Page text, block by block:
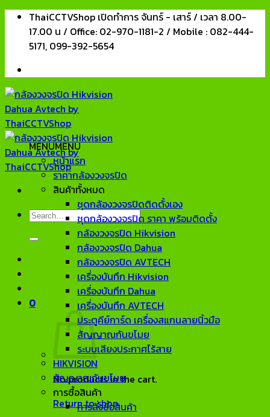
Skip
content
ThaiCCTVShop เปิดทำการ จันทร์ - เสาร์ / เวลา 8.00-
17.00 น / Office: 02-970-1181-2 / Mobile : 082-444-
5171, 099-392-5654
Search
0
No products in the cart.
Return to shop
MENUMENU
หน้าแรก
ราคากล้องวงจรปิด
สินค้าทั้งหมด
ชุดกล้องวงจรปิดติดตั้งเอง
ชุดกล้องวงจรปิด ราคา พร้อมติดตั้ง
กล้องวงจรปิด Hikvision
กล้องวงจรปิด Dahua
กล้องวงจรปิด AVTECH
เครื่องบันทึก Hikvision
เครื่องบันทึก Dahua
เครื่องบันทึก AVTECH
ประตูคีย์การ์ด เครื่องสแกนลายนิ้วมือ
สัญญาณกันขโมย
ระบบเสียงประกาศไร้สาย
HIKVISION
สัญญาณกันขโมย
การซื้อสินค้า
การสั่งซื้อสินค้า